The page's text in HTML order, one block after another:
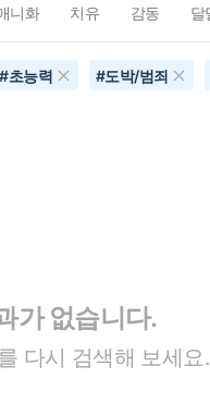
니화 치유 감동 달
#초능력 #도박/범죄
가 없습니다.
다시 검색해 보세요.